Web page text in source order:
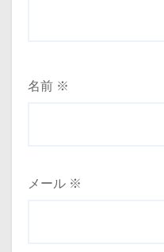
名前 ※
メール ※